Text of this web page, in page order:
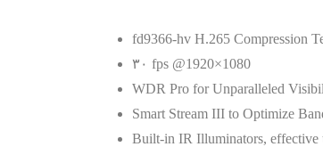
fd9366-hv H.265 Compression
۳۰ fps @1920×1080
WDR Pro for Unparalleled
Smart Stream III to Optimize
Built-in IR Illuminators, effective